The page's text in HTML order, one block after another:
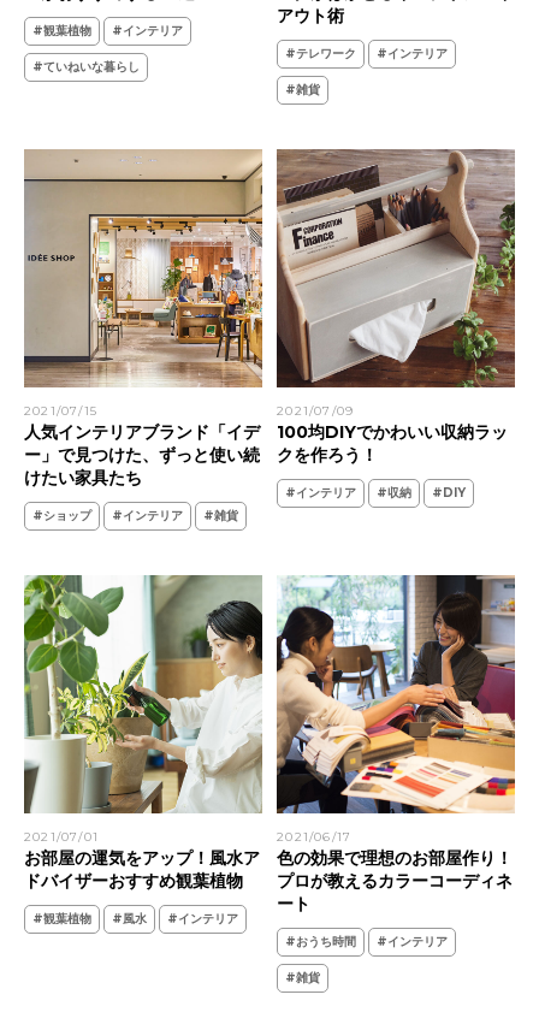
#観葉植物 #インテリア
#ていねいな暮らし
アウト術
#テレワーク #インテリア
#雑貨
2021/07/15
人気インテリアブランド「イデ
ー」で見つけた、ずっと使い続
けたい家具たち
#ショップ #インテリア #雑貨
2021/07/09
100均DIYでかわいい収納ラッ
クを作ろう！
#インテリア #収納 #DIY
2021/07/01
お部屋の運気をアップ！風水ア
ドバイザーおすすめ観葉植物
#観葉植物 #風水 #インテリア
2021/06/17
色の効果で理想のお部屋作り！
プロが教えるカラーコーディネ
ート
#おうち時間 #インテリア
#雑貨